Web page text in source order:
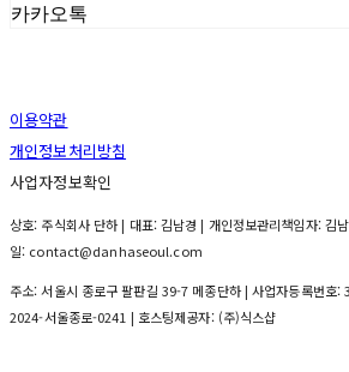
카카오톡
이용약관
개인정보처리방침
사업자정보확인
상호: 주식회사 단하 | 대표: 김남경 | 개인정보관리책임자: 김
일: contact@danhaseoul.com
주소: 서울시 종로구 팔판길 39-7 메종단하 | 사업자등록번호:
2024-서울종로-0241 | 호스팅제공자: (주)식스샵